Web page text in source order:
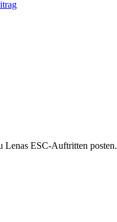
ESC-Auftritten posten.